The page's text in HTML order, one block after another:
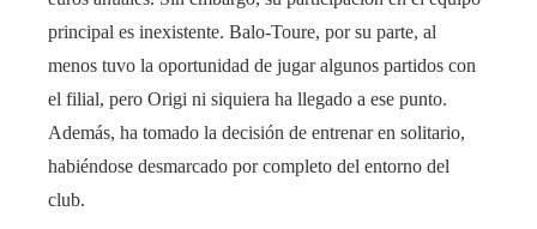
principal es inexistente. Balo-Toure, por su parte, al
menos tuvo la oportunidad de jugar algunos partidos con
el filial, pero Origi ni siquiera ha llegado a ese punto.
Además, ha tomado la decisión de entrenar en solitario,
habiéndose desmarcado por completo del entorno del
club.